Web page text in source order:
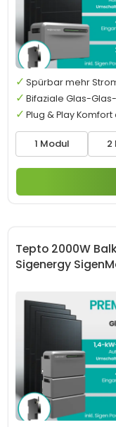
1 Modul 2
Spürbar mehr
Bifaziale Glas-
Plug & Play
Tepto 2000W
Sigenergy